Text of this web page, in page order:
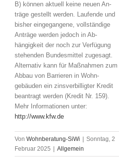
B) können aktuell keine neuen An­
träge gestellt werden. Laufende und
bisher ein­gegangene, voll­ständige
An­träge werden jedoch in Ab­
hängigkeit der noch zur Verfügung
stehenden Bundes­mittel zu­gesagt.
Alternativ kann für Maß­nahmen zum
Abbau von Barrieren in Wohn­
gebäuden ein zins­verbilligter Kredit
beantragt werden (Kredit Nr. 159).
Mehr Informationen unter:
http://www.kfw.de
Von Wohnberatung-SiWi
Sonntag, 2
Februar 2025
Allgemein